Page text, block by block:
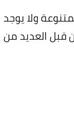
ولا يوجد
قبل العديد من